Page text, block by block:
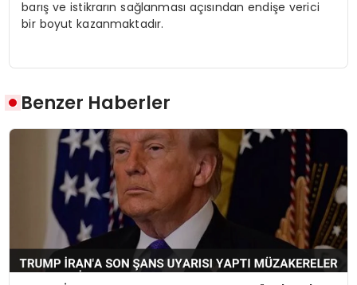
barış ve istikrarın sağlanması açısından endişe verici
bir boyut kazanmaktadır.
Benzer Haberler